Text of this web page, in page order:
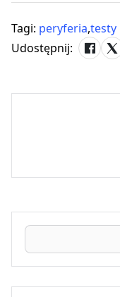
Tagi: peryferia,testy
Udostępnij: